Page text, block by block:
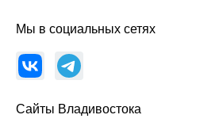
Мы в социальных сетях
Сайты Владивостока